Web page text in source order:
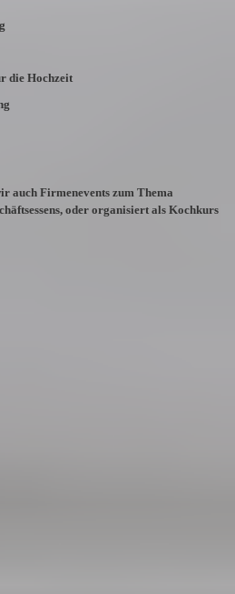
die Hochzeit
auch Firmenevents zum Thema
oder organisiert als Kochkurs